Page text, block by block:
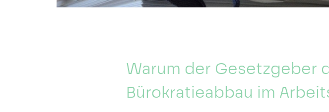
Warum der Gesetzgeber
Bürokratieabbau im